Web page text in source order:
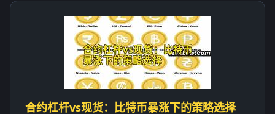
合约杠杆vs现货：比特币暴涨下的策略选择